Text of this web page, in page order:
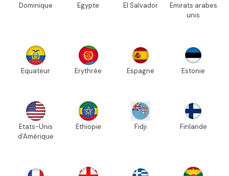
Dominique Egypte El Salvador
Emirats arabes
unis
Equateur Erythrée Espagne Estonie
Etats-Unis
d'Amérique
Ethiopie Fidji Finlande